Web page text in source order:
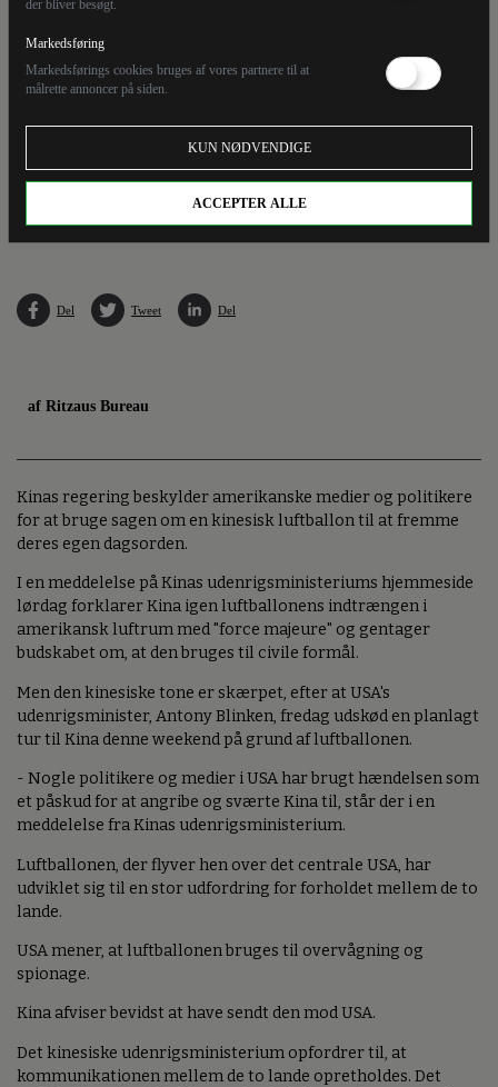
der bliver besøgt.
Markedsføring
Markedsførings cookies bruges af vores partnere til at
målrette annoncer på siden.
KUN NØDVENDIGE
ACCEPTER ALLE
Del Tweet Del
af Ritzaus Bureau
Kinas regering beskylder amerikanske medier og politikere
for at bruge sagen om en kinesisk luftballon til at fremme
deres egen dagsorden.
I en meddelelse på Kinas udenrigsministeriums hjemmeside
lørdag forklarer Kina igen luftballonens indtrængen i
amerikansk luftrum med "force majeure" og gentager
budskabet om, at den bruges til civile formål.
Men den kinesiske tone er skærpet, efter at USA's
udenrigsminister, Antony Blinken, fredag udskød en planlagt
tur til Kina denne weekend på grund af luftballonen.
- Nogle politikere og medier i USA har brugt hændelsen som
et påskud for at angribe og sværte Kina til, står der i en
meddelelse fra Kinas udenrigsministerium.
Luftballonen, der flyver hen over det centrale USA, har
udviklet sig til en stor udfordring for forholdet mellem de to
lande.
USA mener, at luftballonen bruges til overvågning og
spionage.
Kina afviser bevidst at have sendt den mod USA.
Det kinesiske udenrigsministerium opfordrer til, at
kommunikationen mellem de to lande opretholdes. Det